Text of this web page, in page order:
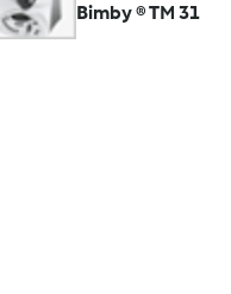
Bimby ® TM 31